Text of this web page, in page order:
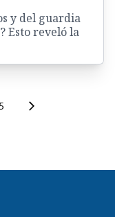
y del guardia
Esto reveló la
5